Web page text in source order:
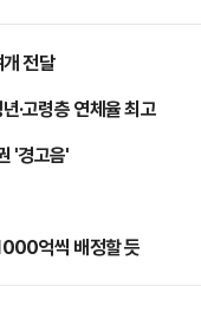
전달
·고령층 연체율 최고
'경고음'
억씩 배정할 듯